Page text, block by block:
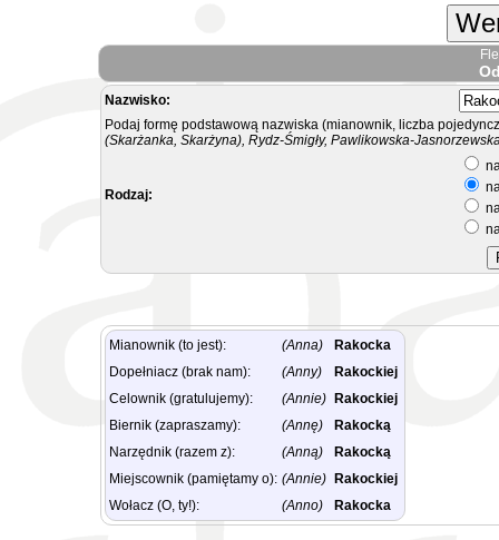
Nazwisko:
Podaj formę podstawową nazwiska (mianownik, liczba
(Skarżanka, Skarżyna), Rydz-Śmigły, Pawlikowska-
Rodzaj:
Mianownik (to jest): (Anna)
Rakocka
Dopełniacz (brak nam):
(Anny)
Rakockiej
Celownik (gratulujemy):
(Annie)
Rakockiej
Biernik (zapraszamy):
(Annę)
Rakocką
Narzędnik (razem z):
(Anną)
Rakocką
Miejscownik (pamiętamy o): (Annie)
Rakockiej
Wołacz (O, ty!):
(Anno) Rakocka